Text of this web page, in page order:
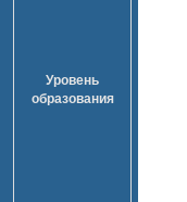
Уровень
образования